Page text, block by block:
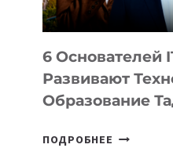
6 Основателей
Развивают
Образование
ПОДРОБНЕЕ